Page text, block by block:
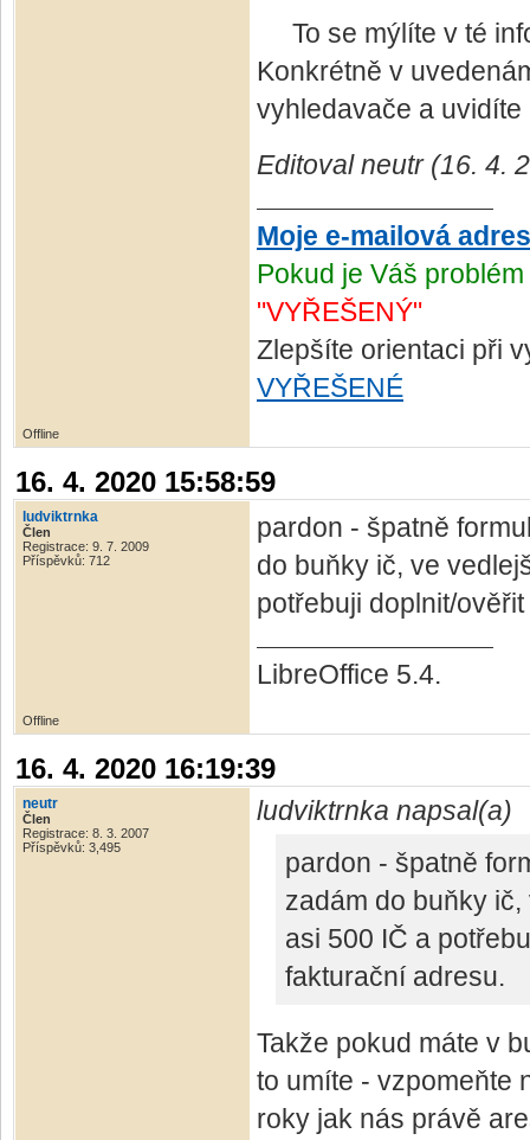
To se mýlíte v té
Konkrétně v
vyhledavače a
Editoval neutr (16. 4.
Moje e-mailová
Pokud je Váš
"VYŘEŠENÝ"
Zlepšíte orientaci při
VYŘEŠENÉ
Offline
16. 4. 2020 15:58:59
ludviktrnka
Člen
Registrace: 9. 7. 2009
Příspěvků: 712
pardon - špatně
do buňky ič, ve
potřebuji doplnit/
LibreOffice 5.4.
Offline
16. 4. 2020 16:19:39
neutr
Člen
Registrace: 8. 3. 2007
Příspěvků: 3,495
ludviktrnka napsal(a)
pardon - špatně
zadám do buňky
asi 500 IČ a
fakturační adresu.
Takže pokud máte v
to umíte - vzpomeňte
roky jak nás právě